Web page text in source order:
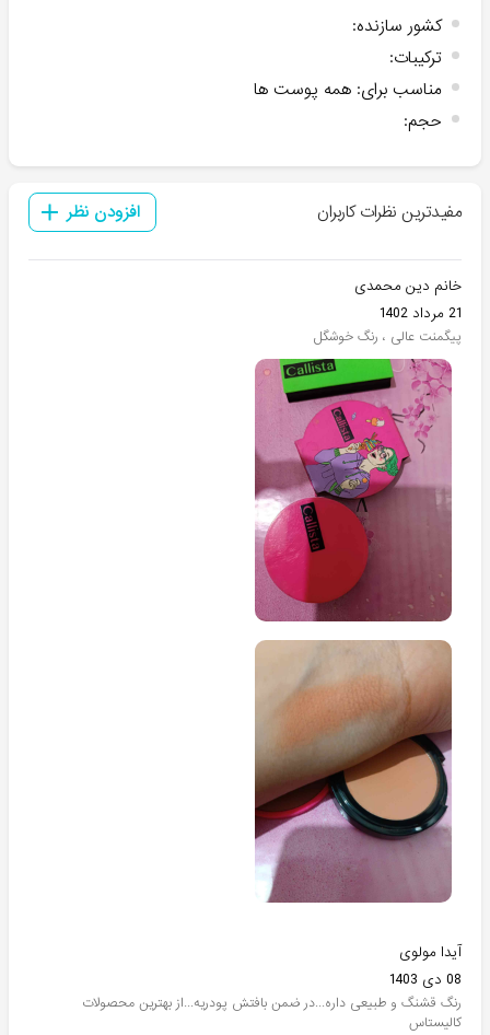
کشور سازنده:
ترکیبات:
مناسب برای: همه پوست ها
حجم:
مفیدترین نظرات کاربران افزودن نظر
خانم دین محمدی
21 مرداد 1402
پیگمنت عالی ، رنگ خوشگل
آیدا مولوی
08 دی 1403
رنگ قشنگ و طبیعی داره...در ضمن بافتش پودریه...از بهترین محصولات
کالیستاس